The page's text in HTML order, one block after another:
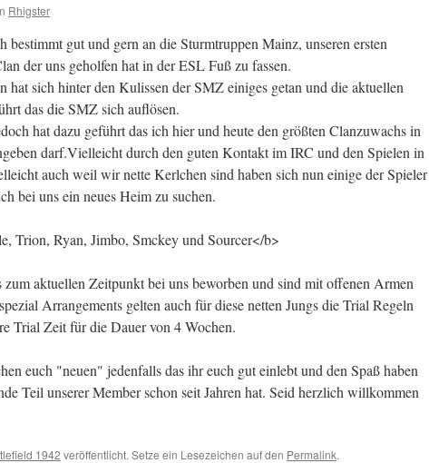
Rhigster
bestimmt gut und gern an die Sturmtruppen Mainz, unseren ersten
der uns geholfen hat in der ESL Fuß zu fassen.
hat sich hinter den Kulissen der SMZ einiges getan und die aktuellen
das die SMZ sich auflösen.
hat dazu geführt das ich hier und heute den größten Clanzuwachs in
darf.Vielleicht durch den guten Kontakt im IRC und den Spielen in
auch weil wir nette Kerlchen sind haben sich nun einige der Spieler
bei uns ein neues Heim zu suchen.
Trion, Ryan, Jimbo, Smckey und Sourcer</b>
zum aktuellen Zeitpunkt bei uns beworben und sind mit offenen Armen
Arrangements gelten auch für diese netten Jungs die Trial Regeln
Trial Zeit für die Dauer von 4 Wochen.
euch "neuen" jedenfalls das ihr euch gut einlebt und den Spaß haben
Teil unserer Member schon seit Jahren hat. Seid herzlich willkommen
1942 veröffentlicht. Setze ein Lesezeichen auf den Permalink.